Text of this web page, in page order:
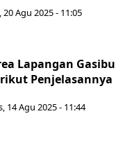
20 Agu 2025 - 11:05
Lapangan Gasibu
Penjelasannya
14 Agu 2025 - 11:44